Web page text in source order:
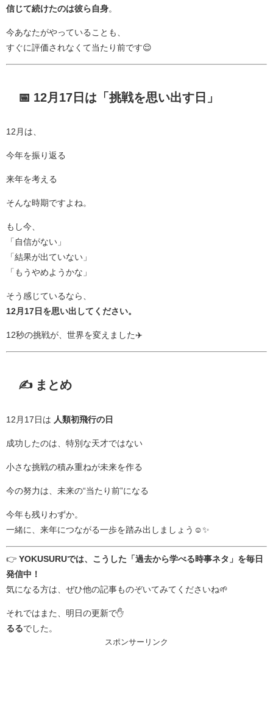
信じて続けたのは彼ら自身
今あなたがやっていることも、
すぐに評価されなくて当たり前です😌
📅 12月17日は「挑戦を思い出す日」
12月は、
今年を振り返る
来年を考える
そんな時期ですよね。
もし今、
「自信がない」
「結果が出ていない」
「もうやめようかな」
そう感じているなら、
12月17日を思い出してください。
12秒の挑戦が、世界を変えました✈️
✍️ まとめ
12月17日は 人類初飛行の日
成功したのは、特別な天才ではない
小さな挑戦の積み重ねが未来を作る
今の努力は、未来の“当たり前”になる
今年も残りわずか。
一緒に、来年につながる一歩を踏み出しましょう☺️✨
👉 YOKUSURUでは、こうした「過去から学べる時事ネタ」を毎日
発信中！
気になる方は、ぜひ他の記事ものぞいてみてくださいね🌱
それではまた、明日の更新で✋
るるでした。
スポンサーリンク